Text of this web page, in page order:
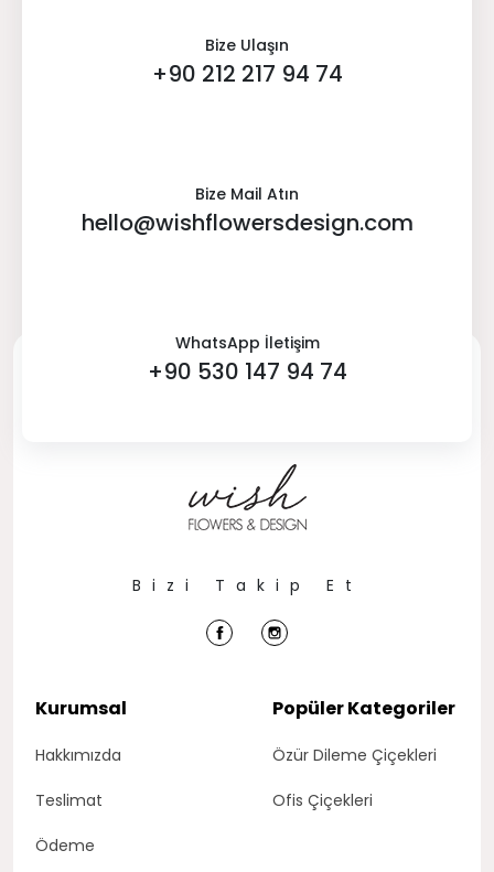
Bize Ulaşın
+90 212 217 94 74
Bize Mail Atın
hello@wishflowersdesign.com
WhatsApp İletişim
+90 530 147 94 74
Kurumsal
Hakkımızda
Teslimat
Ödeme
Popüler Kategoriler
Özür Dileme Çiçekleri
Ofis Çiçekleri
Bizi Takip Et